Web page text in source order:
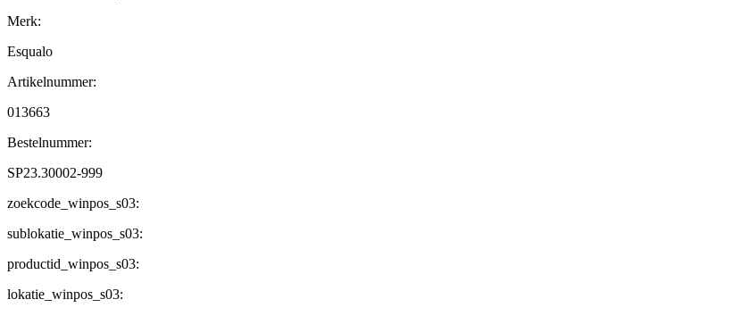
Merk:
Esqualo
Artikelnummer:
013663
Bestelnummer:
SP23.30002-999
zoekcode_winpos_s03:
sublokatie_winpos_s03:
productid_winpos_s03:
lokatie_winpos_s03: